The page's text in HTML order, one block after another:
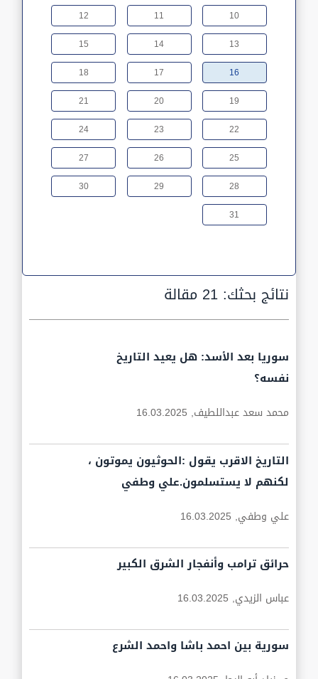
10
11
12
13
14
15
16
17
18
19
20
21
22
23
24
25
26
27
28
29
30
31
نتائج بحثك:21 مقالة
سوريا بعد الأسد: هل يعيد التاريخ
نفسه؟
محمد سعد عبداللطيف, 16.03.2025
التاريخ الاقرب يقول :الحوثيون يموتون ،
لكنهم لا يستسلمون.علي وطفي
علي وطفي, 16.03.2025
حرائق ترامب وأنفجار الشرق الكبير
عباس الزيدي, 16.03.2025
سورية بين احمد باشا واحمد الشرع